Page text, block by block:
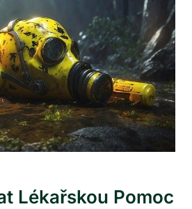
Lékařskou Pomoc